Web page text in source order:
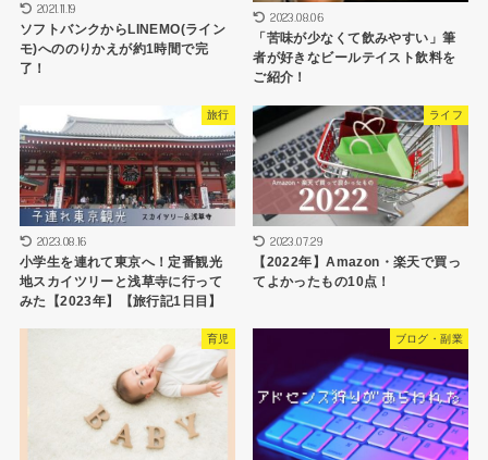
2021.11.19
ソフトバンクからLINEMO(ライン
モ)へののりかえが約1時間で完
了！
2023.08.06
「苦味が少なくて飲みやすい」筆
者が好きなビールテイスト飲料を
ご紹介！
旅行
2023.08.16
小学生を連れて東京へ！定番観光
地スカイツリーと浅草寺に行って
みた【2023年】【旅行記1日目】
ライフ
2023.07.29
【2022年】Amazon・楽天で買っ
てよかったもの10点！
育児 ブログ・副業